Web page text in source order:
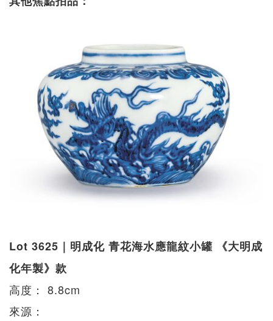
Lot 3625｜明成化 青花海水應龍紋小罐 《大明成
化年製》款
高度： 8.8cm
來源：